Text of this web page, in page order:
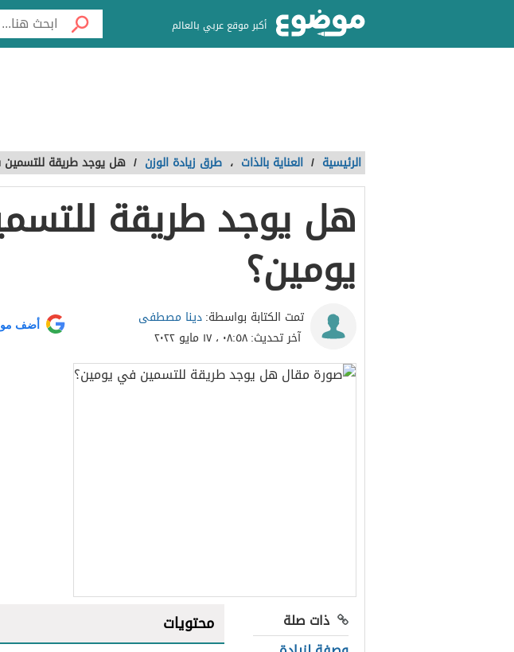
أكبر موقع عربي بالعالم
الرئيسية / العناية بالذات ، طرق زيادة الوزن / هل يوجد طريقة
هل يوجد طريقة
يومين؟
تمت الكتابة بواسطة:دينا مصطفى
آخر تحديث:٠٨:٥٨ ، ١٧ مايو ٢٠٢٢
أضف
ذات صلة
محتويات